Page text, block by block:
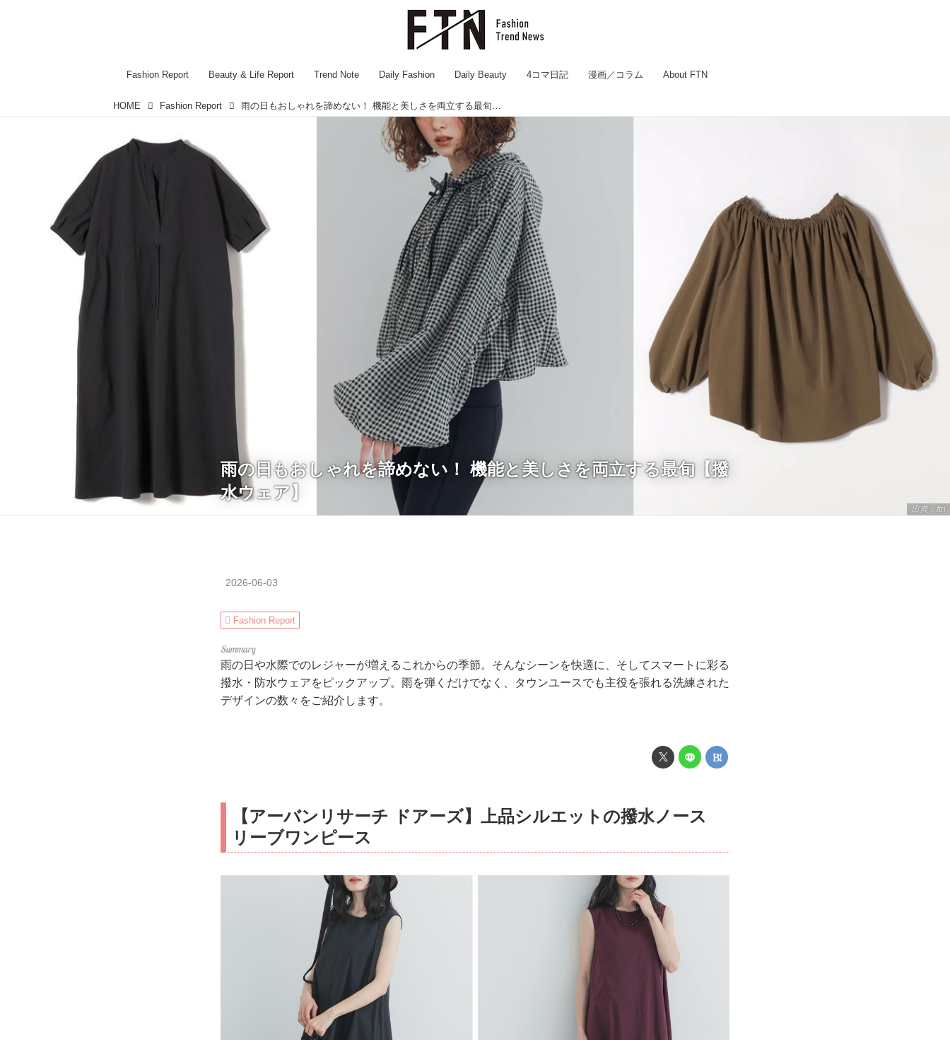
Fashion Report Beauty & Life Report Trend Note Daily Fashion Daily Beauty 4コマ日記 漫画／コラム About FTN
HOME Fashion Report
出典：ftn
雨の日もおしゃれを諦めない！ 機能と美しさを両立する最旬【撥
水ウェア】
2026-06-03
Fashion Report
雨の日や水際でのレジャーが増えるこれからの季節。そんなシーンを快適に、そしてスマートに彩る
撥水・防水ウェアをピックアップ。雨を弾くだけでなく、タウンユースでも主役を張れる洗練された
デザインの数々をご紹介します。
【アーバンリサーチ ドアーズ】上品シルエットの撥水ノース
リーブワンピース